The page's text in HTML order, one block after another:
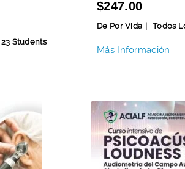
23 Students
$247.00
De Por Vida Todos
Más Información